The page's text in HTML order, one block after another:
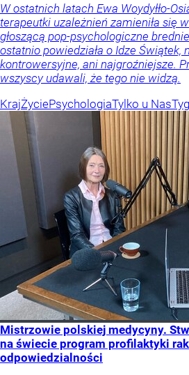
W ostatnich latach Ewa Woydyłło-
terapeutki uzależnień zamieniła się
głoszącą pop-psychologiczne
ostatnio powiedziała o Idze Świątek,
kontrowersyjne, ani najgroźniejsze.
wszyscy udawali, że tego nie widzą.
KrajŻyciePsychologiaTylko u Nas
Mistrzowie polskiej medycyny.
na świecie program profilaktyki
odpowiedzialności